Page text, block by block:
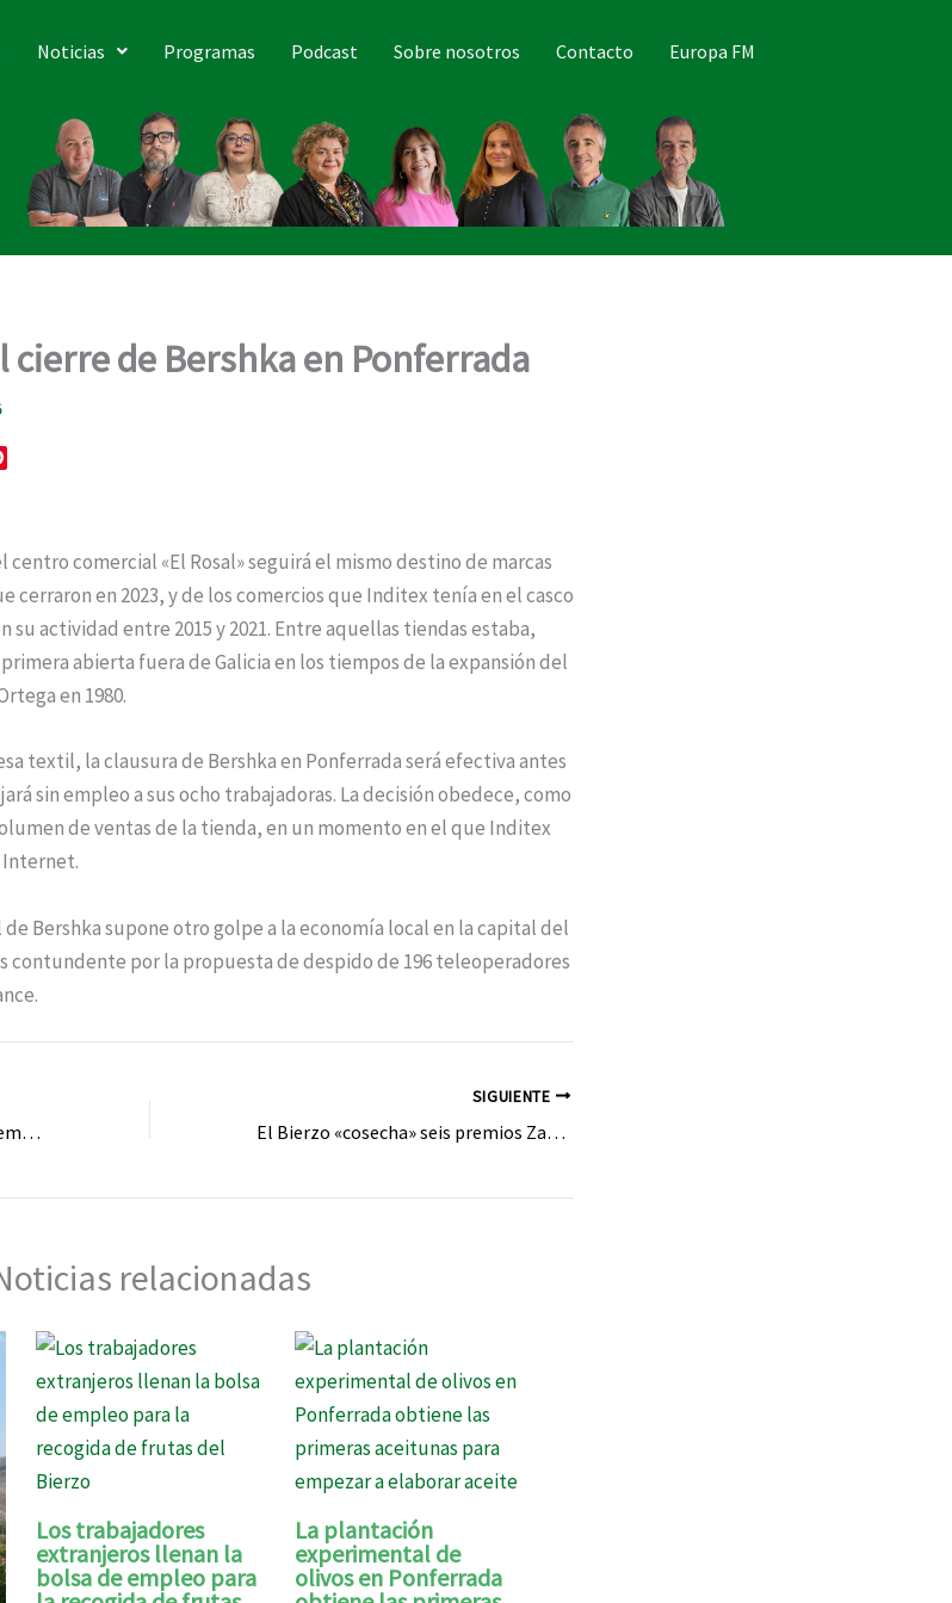
Noticias Programas Podcast Sobre nosotros Contacto Europa FM
cierre de Bershka en Ponferrada
comercial «El Rosal» seguirá el mismo destino de marcas
cerraron en 2023, y de los comercios que Inditex tenía en el casco
su actividad entre 2015 y 2021. Entre aquellas tiendas estaba,
abierta fuera de Galicia en los tiempos de la expansión del
en 1980.
textil, la clausura de Bershka en Ponferrada será efectiva antes
sin empleo a sus ocho trabajadoras. La decisión obedece, como
de ventas de la tienda, en un momento en el que Inditex
Internet.
Bershka supone otro golpe a la economía local en la capital del
contundente por la propuesta de despido de 196 teleoperadores
Templarium celebra este fin de semana su Noche Blanca
SIGUIENTE
El Bierzo «cosecha» seis premios Zarcillo a los mejores vinos
relacionadas
Los trabajadores
extranjeros llenan la
bolsa de empleo para
La plantación
experimental de
olivos en Ponferrada